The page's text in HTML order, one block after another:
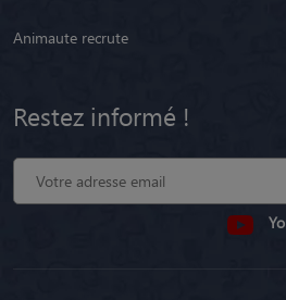
Animaute recrute
Restez informé !